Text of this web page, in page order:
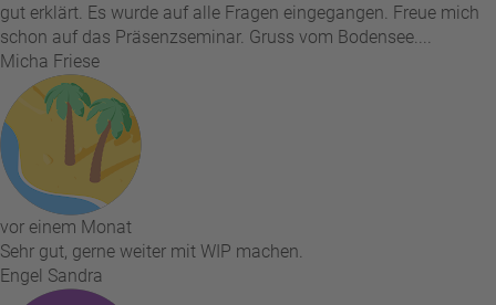
gut erklärt. Es wurde auf alle Fragen eingegangen. Freue mich
schon auf das Präsenzseminar. Gruss vom Bodensee....
Micha Friese
vor einem Monat
Sehr gut, gerne weiter mit WIP machen.
Engel Sandra